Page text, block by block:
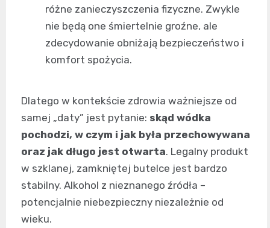
różne zanieczyszczenia fizyczne. Zwykle
nie będą one śmiertelnie groźne, ale
zdecydowanie obniżają bezpieczeństwo i
komfort spożycia.
Dlatego w kontekście zdrowia ważniejsze od
samej „daty” jest pytanie: skąd wódka
pochodzi, w czym i jak była przechowywana
oraz jak długo jest otwarta. Legalny produkt
w szklanej, zamkniętej butelce jest bardzo
stabilny. Alkohol z nieznanego źródła –
potencjalnie niebezpieczny niezależnie od
wieku.